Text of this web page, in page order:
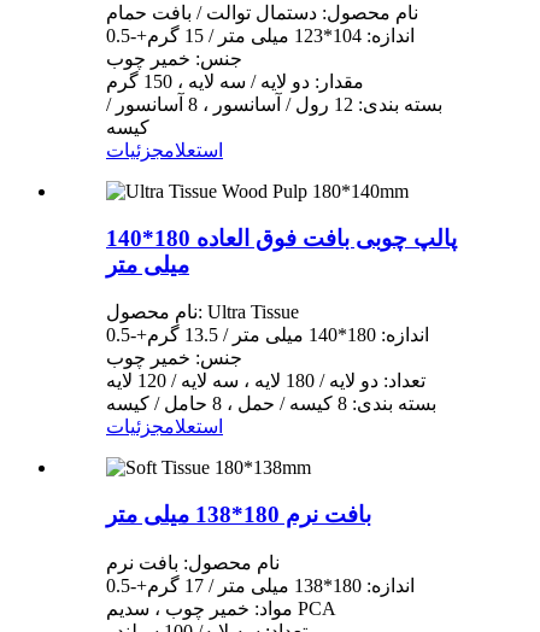
نام محصول: دستمال توالت / بافت حمام
اندازه: 104*123 میلی متر / 15 گرم+-0.5
جنس: خمیر چوب
مقدار: دو لایه / سه لایه ، 150 گرم
بسته بندی: 12 رول / آسانسور ، 8 آسانسور /
کیسه
استعلامجزئیات
پالپ چوبی بافت فوق العاده 180*140
میلی متر
نام محصول: Ultra Tissue
اندازه: 180*140 میلی متر / 13.5 گرم+-0.5
جنس: خمیر چوب
تعداد: دو لایه / 180 لایه ، سه لایه / 120 لایه
بسته بندی: 8 کیسه / حمل ، 8 حامل / کیسه
استعلامجزئیات
بافت نرم 180*138 میلی متر
نام محصول: بافت نرم
اندازه: 180*138 میلی متر / 17 گرم+-0.5
مواد: خمیر چوب ، سدیم PCA